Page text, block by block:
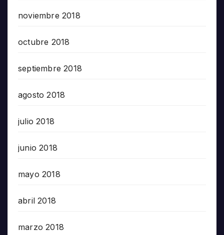
noviembre 2018
octubre 2018
septiembre 2018
agosto 2018
julio 2018
junio 2018
mayo 2018
abril 2018
marzo 2018